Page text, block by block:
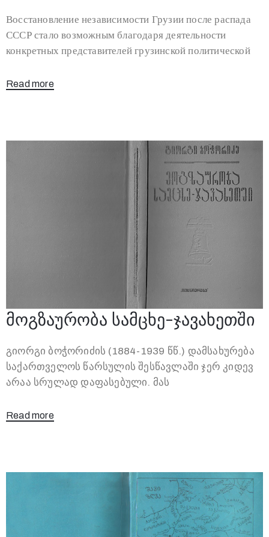
Восстановление независимости Грузии после распада
СССР стало возможным благодаря деятельности
конкретных представителей грузинской политической
Read more
მოგზაურობა სამცხე-ჯავახეთში
გიორგი ბოჭორიძის (1884-1939 წწ.) დამსახურება
საქართველოს წარსულის შესწავლაში ჯერ კიდევ
არაა სრულად დაფასებული. მას
Read more